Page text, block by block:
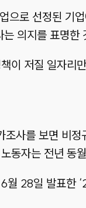
으로 선정된 기
의지를 표명한
이 저질 일자리
사를 보면 비
동자는 전년 동
28일 발표한